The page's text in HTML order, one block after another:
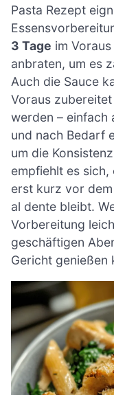
Pasta Rezept
3 Tage im
anbraten, um es
Auch die Sauce
Voraus
werden – einfach
und nach Bedarf
um die
empfiehlt es
erst kurz vor
al dente bleibt.
Vorbereitung
geschäftigen
Gericht genießen